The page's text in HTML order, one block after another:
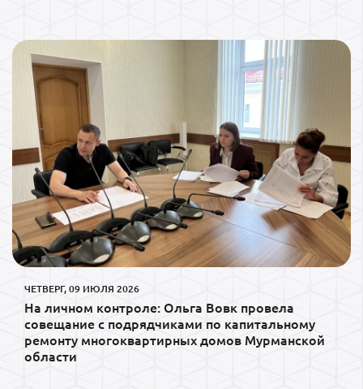
ЧЕТВЕРГ, 09 ИЮЛЯ 2026
На личном контроле: Ольга Вовк провела
совещание с подрядчиками по капитальному
ремонту многоквартирных домов Мурманской
области